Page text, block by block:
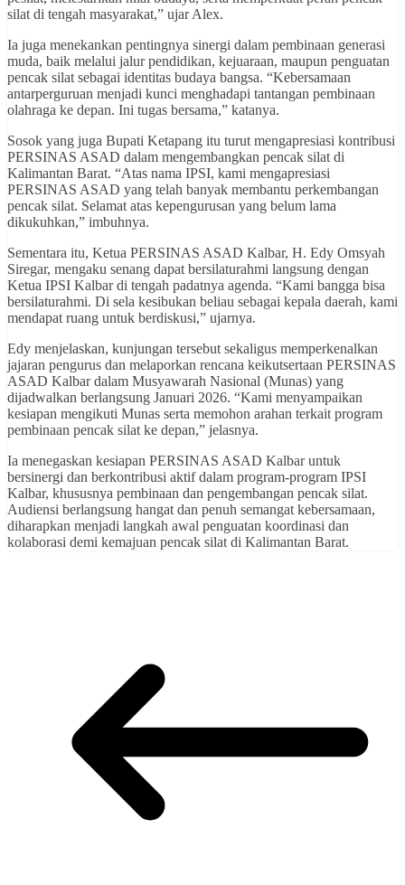
silat di tengah masyarakat,” ujar Alex.
Ia juga menekankan pentingnya sinergi dalam pembinaan generasi
muda, baik melalui jalur pendidikan, kejuaraan, maupun penguatan
pencak silat sebagai identitas budaya bangsa. “Kebersamaan
antarperguruan menjadi kunci menghadapi tantangan pembinaan
olahraga ke depan. Ini tugas bersama,” katanya.
Sosok yang juga Bupati Ketapang itu turut mengapresiasi kontribusi
PERSINAS ASAD dalam mengembangkan pencak silat di
Kalimantan Barat. “Atas nama IPSI, kami mengapresiasi
PERSINAS ASAD yang telah banyak membantu perkembangan
pencak silat. Selamat atas kepengurusan yang belum lama
dikukuhkan,” imbuhnya.
Sementara itu, Ketua PERSINAS ASAD Kalbar, H. Edy Omsyah
Siregar, mengaku senang dapat bersilaturahmi langsung dengan
Ketua IPSI Kalbar di tengah padatnya agenda. “Kami bangga bisa
bersilaturahmi. Di sela kesibukan beliau sebagai kepala daerah, kami
mendapat ruang untuk berdiskusi,” ujarnya.
Edy menjelaskan, kunjungan tersebut sekaligus memperkenalkan
jajaran pengurus dan melaporkan rencana keikutsertaan PERSINAS
ASAD Kalbar dalam Musyawarah Nasional (Munas) yang
dijadwalkan berlangsung Januari 2026. “Kami menyampaikan
kesiapan mengikuti Munas serta memohon arahan terkait program
pembinaan pencak silat ke depan,” jelasnya.
Ia menegaskan kesiapan PERSINAS ASAD Kalbar untuk
bersinergi dan berkontribusi aktif dalam program-program IPSI
Kalbar, khususnya pembinaan dan pengembangan pencak silat.
Audiensi berlangsung hangat dan penuh semangat kebersamaan,
diharapkan menjadi langkah awal penguatan koordinasi dan
kolaborasi demi kemajuan pencak silat di Kalimantan Barat.